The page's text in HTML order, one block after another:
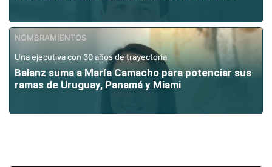
NOMBRAMIENTOS
Una ejecutiva con 30 años de trayectoria
Balanz suma a María Camacho para potenciar sus
ramas de Uruguay, Panamá y Miami